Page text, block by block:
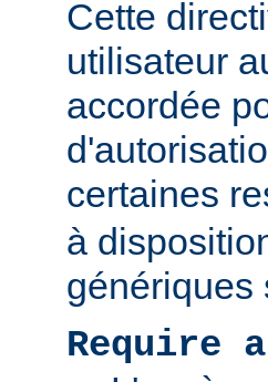
Cette
utilisateur
accordée
certaines
à
génériques
Require